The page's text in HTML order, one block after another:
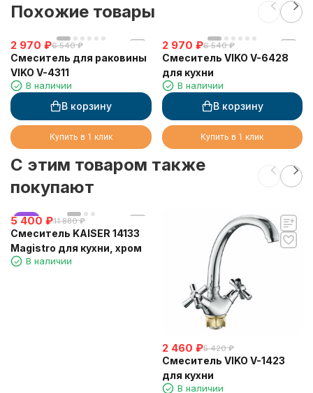
Похожие товары
2 970 ₽6 540 ₽
Смеситель для раковины
VIKO V-4311
В наличии
В корзину
Купить в 1 клик
2 970 ₽6 540 ₽
Смеситель VIKO V-6428
для кухни
В наличии
В корзину
Купить в 1 клик
C этим товаром также
покупают
хит
5 400 ₽11 880 ₽
Смеситель KAISER 14133
Magistro для кухни, хром
В наличии
2 460 ₽5 420 ₽
Смеситель VIKO V-1423
для кухни
В наличии